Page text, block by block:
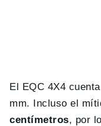
El EQC 4X4
mm. Incluso el
centímetros, por